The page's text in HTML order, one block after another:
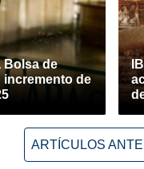
Bolsa de
incremento de
ARTÍCULOS